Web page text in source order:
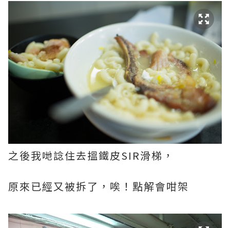
之後我哋諗住去搵鐵皮SIR滑梯，
原來已經又被拆了，唉！點解會咁架